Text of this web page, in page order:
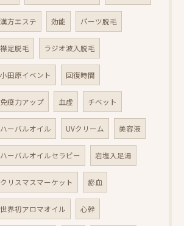
漢方エステ 効能 パーツ脱毛
襟足脱毛 ラジオ波入脱毛
小田原イベント 回復時間
免疫力アップ 血虚 チベット
ハーバルオイル UVクリーム 美容液
ハーバルオイルセラピー 岩塩入足湯
クリスマスマーケット 瘀血
世界初アロマオイル 心幹